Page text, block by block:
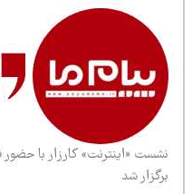
«اینترنت» کارزار با حضور
شد